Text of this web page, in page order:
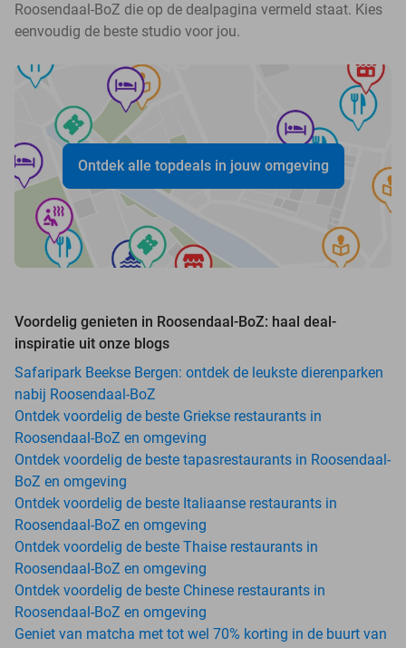
Roosendaal-BoZ die op de dealpagina vermeld staat. Kies
eenvoudig de beste studio voor jou.
Ontdek alle topdeals in jouw omgeving
Voordelig genieten in Roosendaal-BoZ: haal deal-
inspiratie uit onze blogs
Safaripark Beekse Bergen: ontdek de leukste dierenparken
nabij Roosendaal-BoZ
Ontdek voordelig de beste Griekse restaurants in
Roosendaal-BoZ en omgeving
Ontdek voordelig de beste tapasrestaurants in Roosendaal-
BoZ en omgeving
Ontdek voordelig de beste Italiaanse restaurants in
Roosendaal-BoZ en omgeving
Ontdek voordelig de beste Thaise restaurants in
Roosendaal-BoZ en omgeving
Ontdek voordelig de beste Chinese restaurants in
Roosendaal-BoZ en omgeving
Geniet van matcha met tot wel 70% korting in de buurt van